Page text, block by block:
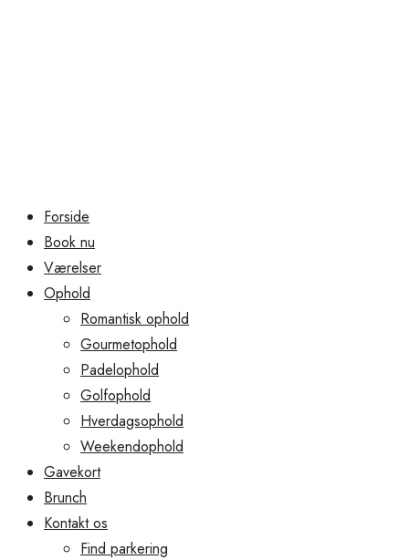
Forside
Book nu
Værelser
Ophold
Romantisk ophold
Gourmetophold
Padelophold
Golfophold
Hverdagsophold
Weekendophold
Gavekort
Brunch
Kontakt os
Find parkering